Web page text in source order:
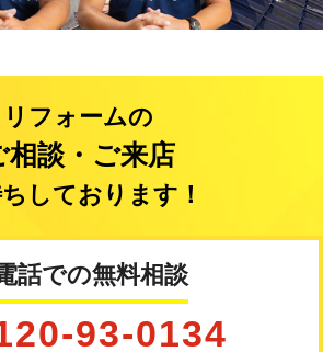
リフォームの
相談・ご来店
しております！
話での無料相談
93-0134